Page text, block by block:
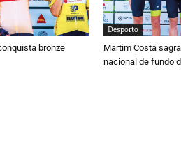
bronze
Desporto
Martim Costa
nacional de fundo